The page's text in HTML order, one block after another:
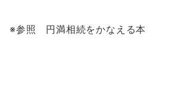
※参照 円満相続をかなえる本